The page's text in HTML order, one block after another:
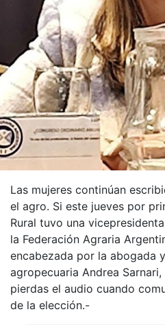
Las mujeres continúan
el agro. Si este jueves por
Rural tuvo una
la Federación Agraria
encabezada por la abogada
agropecuaria Andrea
pierdas el audio cuando
de la elección.-